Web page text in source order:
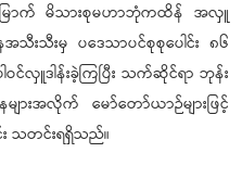
မြောက် မိသားစုမဟာဘုံကထိန် အလှူ
သီးသီးမှ ပဒေသာပင်စုစုပေါင်း ၈၆
ဝင်လှူဒါန်းခဲ့ကြပြီး သက်ဆိုင်ရာ ဘုန်း
ျားအလိုက် မော်တော်ယာဉ်များဖြင့်
သတင်းရရှိသည်။